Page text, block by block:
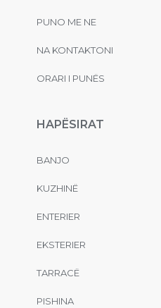
PUNO ME NE
NA KONTAKTONI
ORARI I PUNËS
HAPËSIRAT
BANJO
KUZHINË
ENTERIER
EKSTERIER
TARRACË
PISHINA